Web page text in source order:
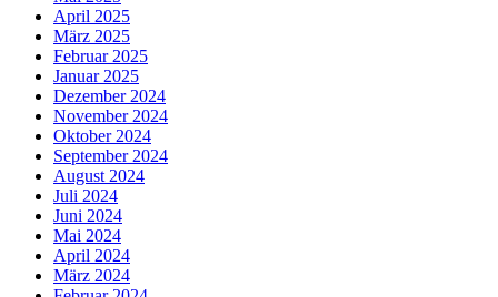
April 2025
März 2025
Februar 2025
Januar 2025
Dezember 2024
November 2024
Oktober 2024
September 2024
August 2024
Juli 2024
Juni 2024
Mai 2024
April 2024
März 2024